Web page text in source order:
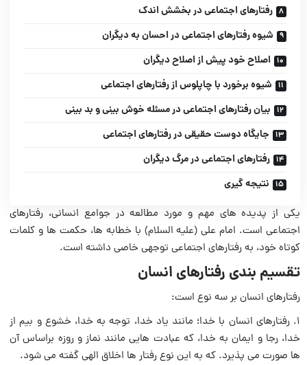
رفتارهای اجتماعی در بخشش اندک
شیوه رفتارهای اجتماعی در احسان به دیگران
اصلاح خود پیش از اصلاح دیگران
شیوه برخورد با چاپلوس از رفتارهای اجتماعی
بیان رفتارهای اجتماعی در مسئله خوش بینی و بد بینی
جایگاه دوست حقیقی در رفتارهای اجتماعی
رفتارهای اجتماعی در مرگ دیگران
نتیجه گیری
یکی از پدیده های مهم و مورد مطالعه در جوامع انسانی، رفتارهای
اجتماعی است. امام علی (علیه السلام) با خطابه ها، حکمت ها و کلمات
کوتاه خود، به رفتارهای اجتماعی توجهی خاصی داشته است.
تقسیم بندی رفتارهای انسان
رفتارهای انسان بر سه نوع است:
1. رفتارهای انسان با خدا؛ مانند ياد خدا، توجه به خدا، خشوع و بيم از
خدا، رجا و ايمان به خدا، كه عبادت‏ هايى مانند نماز و روزه براساس آن
ها صورت مى ‏پذيرد. که به این نوع رفتار ها اخلاق الهی گفته می شود.